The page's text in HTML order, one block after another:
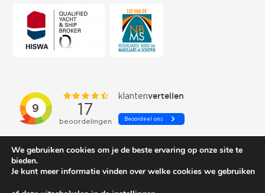
We gebruiken cookies om je de beste ervaring op onze site te
bieden.
Je kunt meer informatie vinden over welke cookies we gebruiken